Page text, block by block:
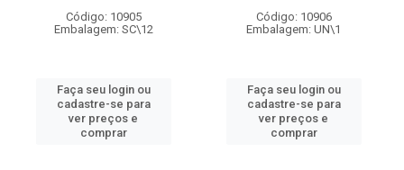
Código: 10905
Embalagem: SC\12
Faça seu login ou
cadastre-se para
ver preços e
comprar
Código: 10906
Embalagem: UN\1
Faça seu login ou
cadastre-se para
ver preços e
comprar